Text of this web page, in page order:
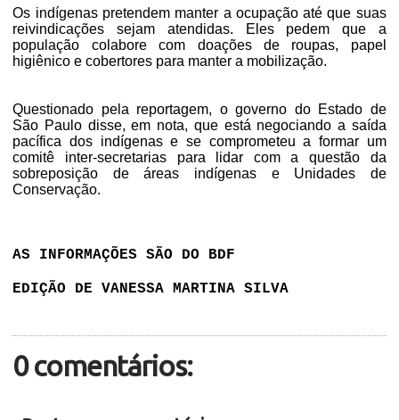
Os indígenas pretendem manter a ocupação até que suas
reivindicações sejam atendidas. Eles pedem que a
população colabore com doações de roupas, papel
higiênico e cobertores para manter a mobilização.
Questionado pela reportagem, o governo do Estado de
São Paulo disse, em nota, que está negociando a saída
pacífica dos indígenas e se comprometeu a formar um
comitê inter-secretarias para lidar com a questão da
sobreposição de áreas indígenas e Unidades de
Conservação.
AS INFORMAÇÕES SÃO DO BDF
EDIÇÃO DE VANESSA MARTINA SILVA
0 comentários: